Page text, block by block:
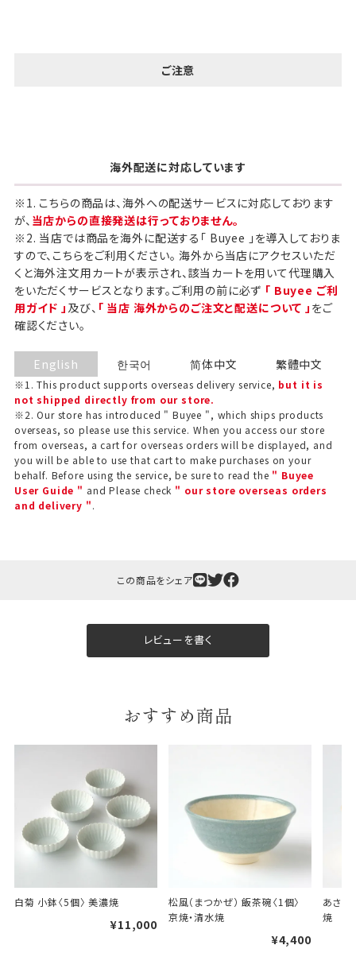
ギフト包装について
包装紙は2種類あります。
A.一般的なギフトに使用する包装紙です。
一般的なギフト包装
婚礼や出産などのギフト
包装
のし・包装体裁により、紐（ひも）掛けしない場合が
あります。
ご注意
海外配送に対応しています
※1. こちらの商品は、海外への配送サービスに対応しております
が、 当店からの直接発送は行っておりません。
※2. 当店では商品を海外に配送する「 Buyee 」を導入しておりま
すので、こちらをご利用ください。 海外から当店にアクセスいただ
くと海外注文用カートが表示され、該当カートを用いて代理購入
をいただくサービスとなります。ご利用の前に必ず 「 Buyee ご利
用ガイド 」 及び、 「 当店 海外からのご注文と配送について 」 をご
確認ください。
English
※1. This product supports overseas delivery service, but it is
not shipped directly from our store.
※2. Our store has introduced " Buyee ", which ships products
overseas, so please use this service. When you access our store
from overseas, a cart for overseas orders will be displayed, and
you will be able to use that cart to make purchases on your
behalf. Before using the service, be sure to read the " Buyee
User Guide " and Please check " our store overseas orders
and delivery ".
한국어 简体中文 繁體中文
この商品をシェア
レビューを書く
おすすめ商品
白菊 小鉢〈5個〉 美濃焼
¥11,000
松風（まつかぜ） 飯茶碗〈1個〉
京焼・清水焼
¥4,400
あさき
焼